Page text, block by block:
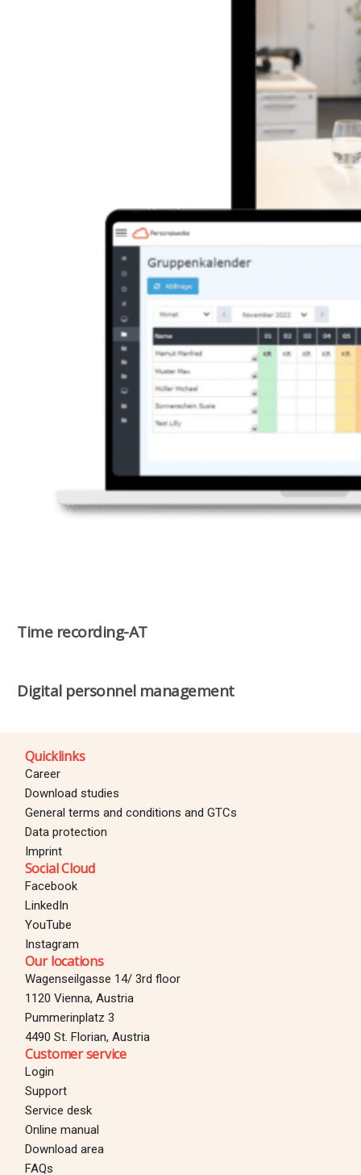
Time recording-AT
Digital personnel management
Quicklinks
Career
Download studies
General terms and conditions and GTCs
Data protection
Imprint
Social Cloud
Facebook
LinkedIn
YouTube
Instagram
Our locations
Wagenseilgasse 14/ 3rd floor
1120 Vienna, Austria
Pummerinplatz 3
4490 St. Florian, Austria
Customer service
Login
Support
Service desk
Online manual
Download area
FAQs